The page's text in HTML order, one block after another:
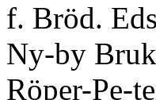
f. Bröd.
Ny-by
Röper-Pe-